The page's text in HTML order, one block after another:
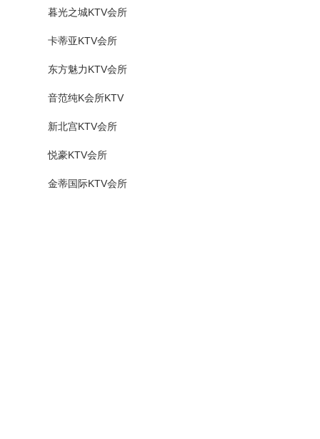
暮光之城KTV会所
卡蒂亚KTV会所
东方魅力KTV会所
音范纯K会所KTV
新北宫KTV会所
悦豪KTV会所
金蒂国际KTV会所